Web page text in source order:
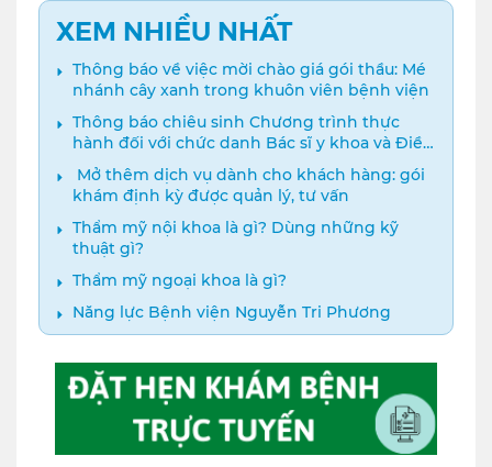
XEM NHIỀU NHẤT
Thông báo về việc mời chào giá gói thầu: Mé
nhánh cây xanh trong khuôn viên bệnh viện
Thông báo chiêu sinh Chương trình thực
hành đối với chức danh Bác sĩ y khoa và Điều
dưỡng năm 2024
️ Mở thêm dịch vụ dành cho khách hàng: gói
khám định kỳ được quản lý, tư vấn
Thẩm mỹ nội khoa là gì? Dùng những kỹ
thuật gì?
Thẩm mỹ ngoại khoa là gì?
Năng lực Bệnh viện Nguyễn Tri Phương